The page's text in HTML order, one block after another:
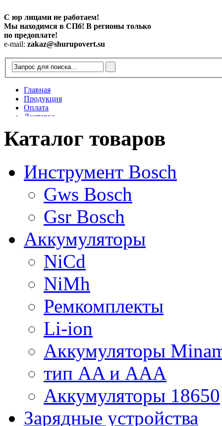
С юр лицами не работаем!
Мы находимся в СПб! В регионы только
по предоплате!
e-mail: zakaz@shurupovert.su
Главная
Продукция
Оплата
Доставка
Статьи
Каталог товаров
Инструмент Bosch
Gws Bosch
Gsr Bosch
Аккумуляторы
NiCd
NiMh
Ремкомплекты
Li-ion
Аккумуляторы
тип AA и AAA
Аккумуляторы 18650
Зарядные устройства